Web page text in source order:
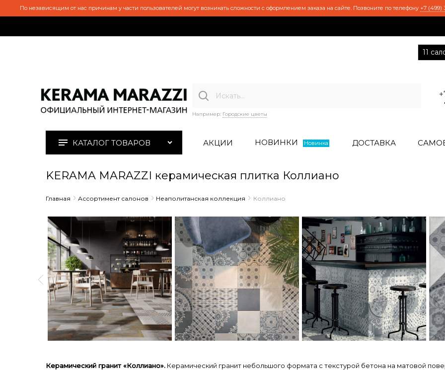
По независящим от нас причинам у части пользователей могут возникать сложности с оформлением заказа на сайте. Позвоните по телефону +7 (499)
11
Например: Городские цветы
КАТАЛОГ ТОВАРОВ АКЦИИ НОВИНКИ Новинка ДОСТАВКА
KERAMA MARAZZI керамическая плитка Коллиано
Главная Ассортимент салонов Неаполитанская коллекция Коллиано
Керамический гранит «Коллиано». Керамический гранит небольшого формата с текстурой бетона на матовой